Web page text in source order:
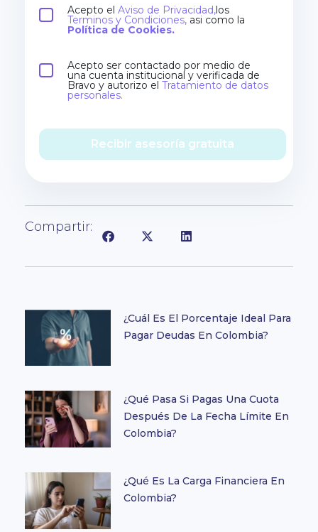
Acepto el Aviso de Privacidad,los
Terminos y Condiciones, asi como la
Política de Cookies.
Acepto ser contactado por medio de
una cuenta institucional y verificada de
Bravo y autorizo el Tratamiento de datos
personales.
Recibir asesoría gratuita
Compartir:
¿Cuál Es El Porcentaje Ideal Para
Pagar Deudas En Colombia?
¿Qué Pasa Si Pagas Una Cuota
Después De La Fecha Límite En
Colombia?
¿Qué Es La Carga Financiera En
Colombia?